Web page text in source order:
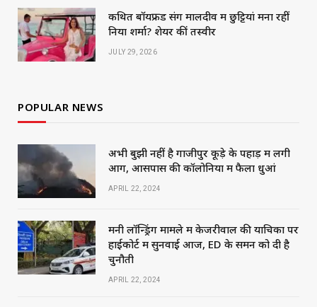
कथित बॉयफ्रेंड संग मालदीव में छुट्टियां मना रहीं
निया शर्मा? शेयर कीं तस्वीरें
JULY 29, 2026
POPULAR NEWS
अभी बुझी नहीं है गाजीपुर कूड़े के पहाड़ में लगी
आग, आसपास की कॉलोनियों में फैला धुआं
APRIL 22, 2024
मनी लॉन्ड्रिंग मामले में केजरीवाल की याचिका पर
हाईकोर्ट में सुनवाई आज, ED के समन को दी है
चुनौती
APRIL 22, 2024